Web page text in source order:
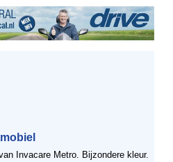
Invacare Metro. Bijzondere kleur.